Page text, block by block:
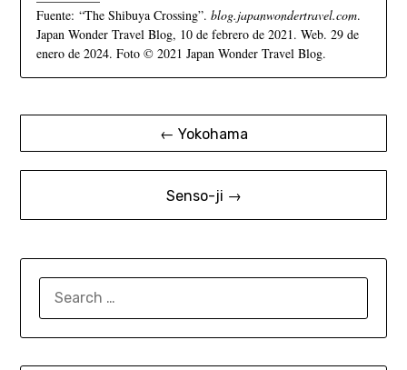
Fuente: “The Shibuya Crossing”. blog.japanwondertravel.com.
Japan Wonder Travel Blog, 10 de febrero de 2021. Web. 29 de
enero de 2024. Foto © 2021 Japan Wonder Travel Blog.
← Yokohama
Senso-ji →